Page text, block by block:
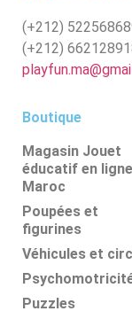
(+212)
(+212)
Boutique
Magasin Jouet
éducatif en
Maroc
Poupées et
figurines
Véhicules et
Puzzles